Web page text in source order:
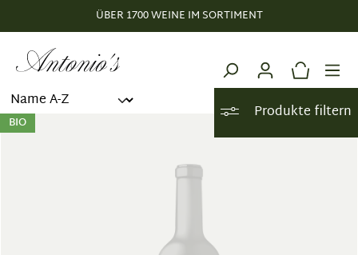
ÜBER 1700 WEINE IM SORTIMENT
Produkte filtern
BIO